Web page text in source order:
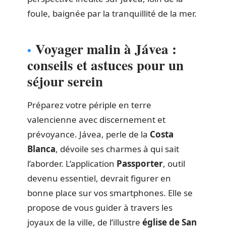
foule, baignée par la tranquillité de la mer.
Voyager malin à Jávea :
conseils et astuces pour un
séjour serein
Préparez votre périple en terre
valencienne avec discernement et
prévoyance. Jávea, perle de la Costa
Blanca, dévoile ses charmes à qui sait
l’aborder. L’application Passporter, outil
devenu essentiel, devrait figurer en
bonne place sur vos smartphones. Elle se
propose de vous guider à travers les
joyaux de la ville, de l’illustre église de San